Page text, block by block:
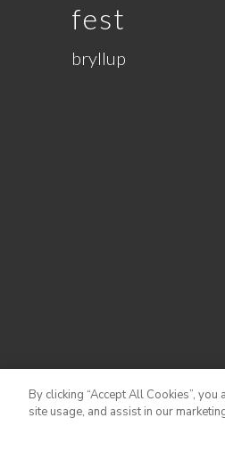
fest
bryllup
By clicking “Accept All Cookies”,
site usage, and assist in our